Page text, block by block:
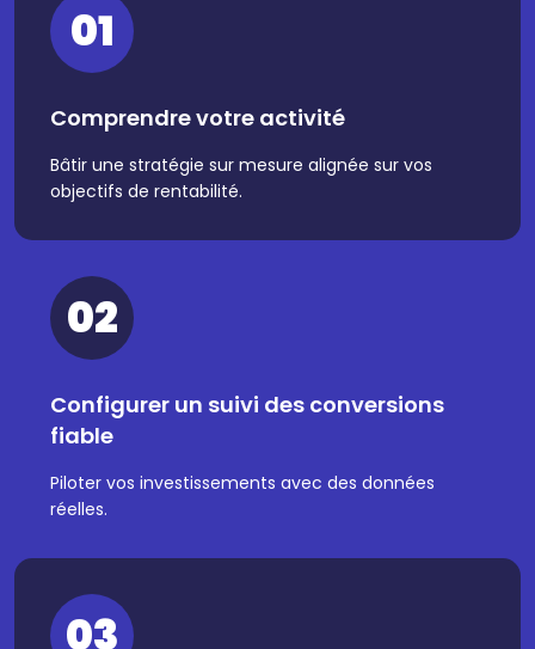
01
Comprendre votre activité
Bâtir une stratégie sur mesure alignée sur vos
objectifs de rentabilité.
02
Configurer un suivi des conversions
fiable
Piloter vos investissements avec des données
réelles.
03